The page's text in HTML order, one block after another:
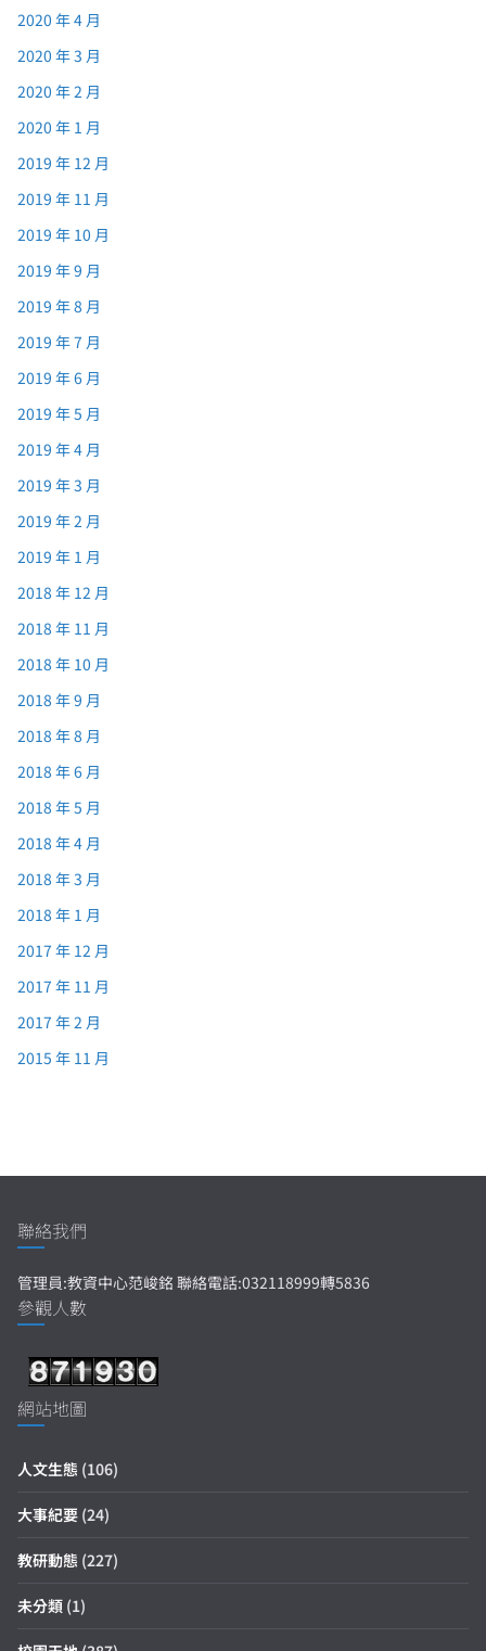
2020 年 4 月
2020 年 3 月
2020 年 2 月
2020 年 1 月
2019 年 12 月
2019 年 11 月
2019 年 10 月
2019 年 9 月
2019 年 8 月
2019 年 7 月
2019 年 6 月
2019 年 5 月
2019 年 4 月
2019 年 3 月
2019 年 2 月
2019 年 1 月
2018 年 12 月
2018 年 11 月
2018 年 10 月
2018 年 9 月
2018 年 8 月
2018 年 6 月
2018 年 5 月
2018 年 4 月
2018 年 3 月
2018 年 1 月
2017 年 12 月
2017 年 11 月
2017 年 2 月
2015 年 11 月
聯絡我們
管理員:教資中心范峻銘 聯絡電話:032118999轉5836
參觀人數
網站地圖
人文生態 (106)
大事紀要 (24)
教研動態 (227)
未分類 (1)